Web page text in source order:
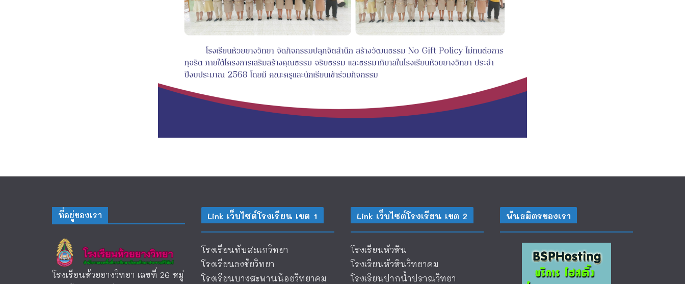
ที่อยู่ของเรา
โรงเรียนห้วยยางวิทยา เลขที่ 26 หมู่
Link เว็บไซต์โรงเรียน เขต 1
โรงเรียนทับสะแกวิทยา
โรงเรียนธงชัยวิทยา
โรงเรียนบางสะพานน้อยวิทยาคม
Link เว็บไซต์โรงเรียน เขต 2
โรงเรียนหัวหิน
โรงเรียนหัวหินวิทยาคม
โรงเรียนปากน้ำปราณวิทยา
พันธมิตรของเรา